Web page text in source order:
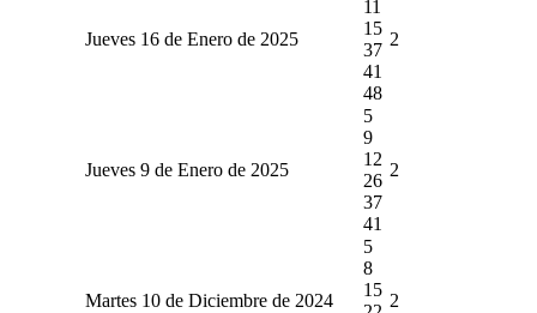
Jueves 16 de Enero de 2025
11
15
37
41
48
2
Jueves 9 de Enero de 2025
5
9
12
26
37
41
2
Martes 10 de Diciembre de 2024
5
8
15
2